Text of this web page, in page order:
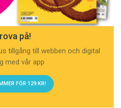
på!
tillgång till webben och digital
med vår app
FÖR 129 KR!